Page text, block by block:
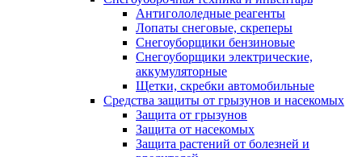
Антигололедные реагенты
Лопаты снеговые, скреперы
Снегоуборщики бензиновые
Снегоуборщики электрические,
аккумуляторные
Щетки, скребки автомобильные
Средства защиты от грызунов и насекомых
Защита от грызунов
Защита от насекомых
Защита растений от болезней и